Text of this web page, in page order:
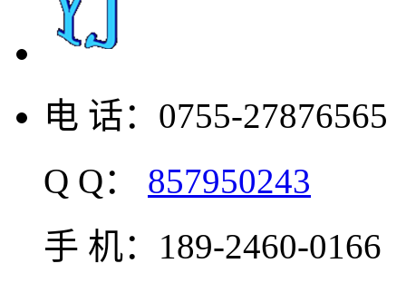
电 话：0755-27876565
Q Q： 857950243
手 机：189-2460-0166